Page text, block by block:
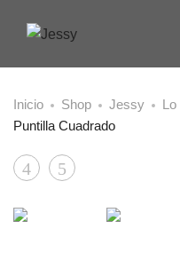
Inicio Shop Jessy Lo
Puntilla Cuadrado
Product
navigation
4152441527
Camisero